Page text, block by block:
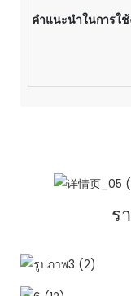
คำแนะนำในการใ
ร